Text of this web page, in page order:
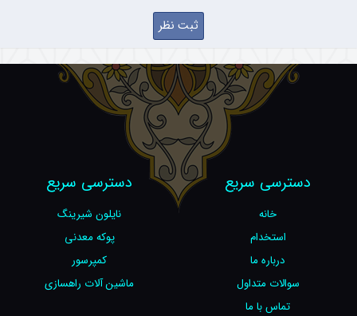
دسترسی سریع
خانه
استخدام
درباره ما
سوالات متداول
تماس با ما
دسترسی سریع
نایلون شیرینگ
پوکه معدنی
کمپرسور
ماشین آلات راهسازی